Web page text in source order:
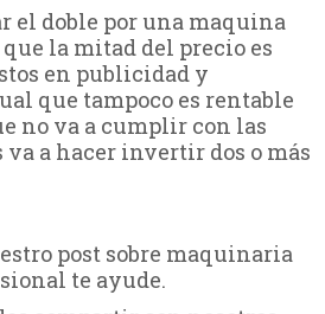
el doble por una maquina
la mitad del precio es
en publicidad y
que tampoco es rentable
no va a cumplir con las
a hacer invertir dos o más
post sobre maquinaria
te ayude.